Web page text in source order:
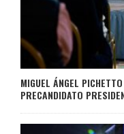
MIGUEL ÁNGEL
PRECANDIDATO